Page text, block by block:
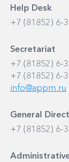
Help Desk
+7 (81852) 6-
Secretariat
+7 (81852) 6-
+7 (81852) 6-
info@appm.ru
General
+7 (81852) 6-